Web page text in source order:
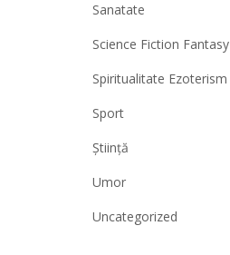
Sanatate
Science Fiction Fantasy
Spiritualitate Ezoterism
Sport
Știință
Umor
Uncategorized